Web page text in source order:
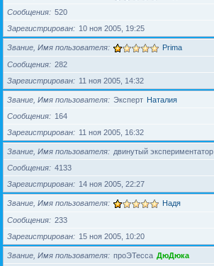
Сообщения
520
Зарегистрирован
10 ноя 2005, 19:25
Звание, Имя пользователя Prima
Сообщения
282
Зарегистрирован
11 ноя 2005, 14:32
Звание, Имя пользователя Эксперт Наталия
Сообщения
164
Зарегистрирован
11 ноя 2005, 16:32
Звание, Имя пользователя двинутый экспериментатор
Сообщения
4133
Зарегистрирован
14 ноя 2005, 22:27
Звание, Имя пользователя Надя
Сообщения
233
Зарегистрирован
15 ноя 2005, 10:20
Звание, Имя пользователя проЭТесса ДюДюка